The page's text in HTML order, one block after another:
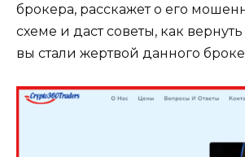
брокера, расскажет о его
схеме и даст советы, как
вы стали жертвой данного